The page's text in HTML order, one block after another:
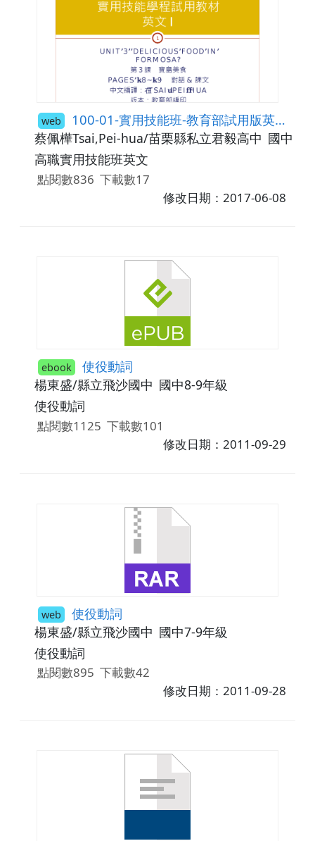
web 100-01-實用技能班-教育部試用版英文-B103
蔡佩樺Tsai,Pei-hua/苗栗縣私立君毅高中 國中9
高職實用技能班英文
點閱數836 下載數17
修改日期：2017-06-08
ebook 使役動詞
楊東盛/縣立飛沙國中 國中8-9年級
使役動詞
點閱數1125 下載數101
修改日期：2011-09-29
web 使役動詞
楊東盛/縣立飛沙國中 國中7-9年級
使役動詞
點閱數895 下載數42
修改日期：2011-09-28